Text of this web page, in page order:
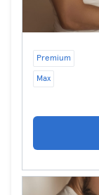
Premium
Max